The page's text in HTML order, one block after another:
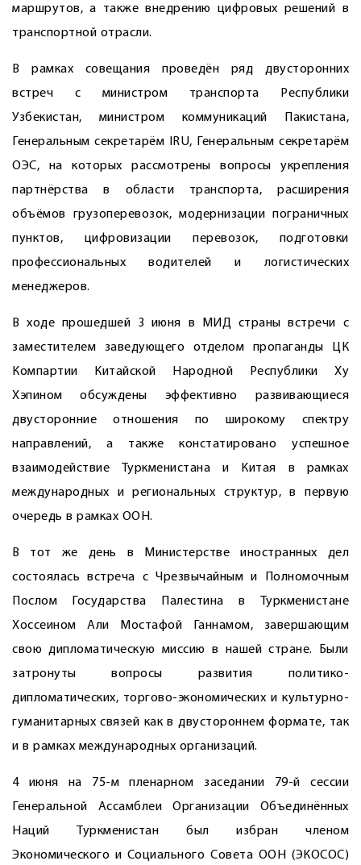
маршрутов, а также внедрению цифровых решений в
транспортной отрасли.
В рамках совещания проведён ряд двусторонних
встреч с министром транспорта Республики
Узбекистан, министром коммуникаций Пакистана,
Генеральным секретарём IRU, Генеральным секретарём
ОЭС, на которых рассмотрены вопросы укрепления
партнёрства в области транспорта, расширения
объёмов грузоперевозок, модернизации пограничных
пунктов, цифровизации перевозок, подготовки
профессиональных водителей и логистических
менеджеров.
В ходе прошедшей 3 июня в МИД страны встречи с
заместителем заведующего отделом пропаганды ЦК
Компартии Китайской Народной Республики Ху
Хэпином обсуждены эффективно развивающиеся
двусторонние отношения по широкому спектру
направлений, а также констатировано успешное
взаимодействие Туркменистана и Китая в рамках
международных и региональных структур, в первую
очередь в рамках ООН.
В тот же день в Министерстве иностранных дел
состоялась встреча с Чрезвычайным и Полномочным
Послом Государства Палестина в Туркменистане
Хоссеином Али Мостафой Ганнамом, завершающим
свою дипломатическую миссию в нашей стране. Были
затронуты воп­росы развития политико-
дипломатических, торгово-экономических и культурно-
гуманитарных связей как в двустороннем формате, так
и в рамках международных организаций.
4 июня на 75-м пленарном заседании 79-й сессии
Генеральной Ассамблеи Организации Объединённых
Наций Туркменистан был избран членом
Экономического и Социального Совета ООН (ЭКОСОС)